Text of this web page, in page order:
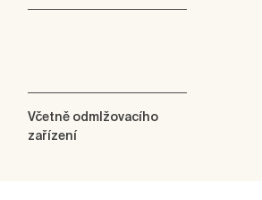
Včetně odmlžovacího
zařízení